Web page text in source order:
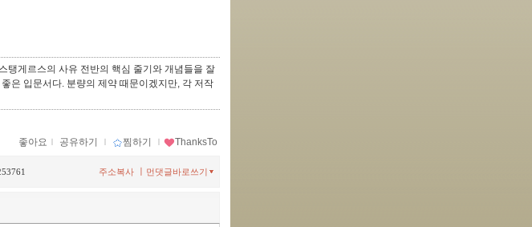
탱게르스의 사유 전반의 핵심 줄기와 개념들을 잘
은 입문서다. 분량의 제약 때문이겠지만, 각 저작
좋아요 ｌ 공유하기 ｌ 찜하기 ｌ ThanksTo
먼댓글바로쓰기
주소복사